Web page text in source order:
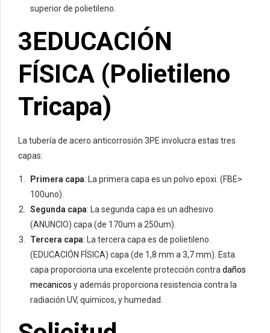
superior de polietileno.
3EDUCACIÓN
FÍSICA (Polietileno
Tricapa)
La tubería de acero anticorrosión 3PE involucra estas tres
capas:
Primera capa: La primera capa es un polvo epoxi. (FBE>
100uno).
Segunda capa: La segunda capa es un adhesivo.
(ANUNCIO) capa (de 170um a 250um).
Tercera capa: La tercera capa es de polietileno.
(EDUCACIÓN FÍSICA) capa (de 1,8 mm a 3,7 mm). Esta
capa proporciona una excelente protección contra daños
mecanicos y además proporciona resistencia contra la
radiación UV, quimicos, y humedad.